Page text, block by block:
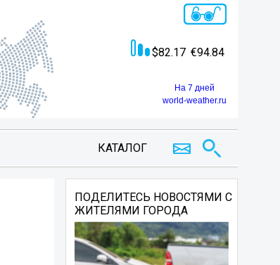
82.17 94.84
На 7 дней
world-weather.ru
КАТАЛОГ
ПОДЕЛИТЕСЬ НОВОСТЯМИ С
ЖИТЕЛЯМИ ГОРОДА